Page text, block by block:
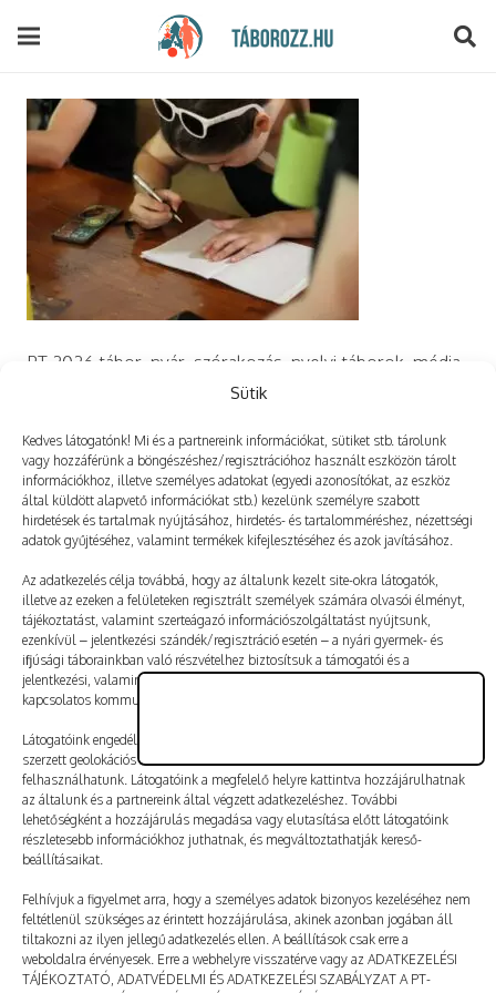
Sütik
Kedves látogatónk! Mi és a partnereink információkat, sütiket stb. tárolunk
vagy hozzáférünk a böngészéshez/regisztrációhoz használt eszközön tárolt
információkhoz, illetve személyes adatokat (egyedi azonosítókat, az eszköz
által küldött alapvető információkat stb.) kezelünk személyre szabott
hirdetések és tartalmak nyújtásához, hirdetés- és tartalomméréshez, nézettségi
adatok gyűjtéséhez, valamint termékek kifejlesztéséhez és azok javításához.
Az adatkezelés célja továbbá, hogy az általunk kezelt site-okra látogatók,
illetve az ezeken a felületeken regisztrált személyek számára olvasói élményt,
tájékoztatást, valamint szerteágazó információszolgáltatást nyújtsunk,
ezenkívül – jelentkezési szándék/regisztráció esetén – a nyári gyermek- és
ifjúsági táborainkban való részvételhez biztosítsuk a támogatói és a
jelentkezési, valamint a számlázási feltételeket és a táborszervezéssel
kapcsolatos kommunikációt.
Látogatóink engedélyével mi és a partnereink eszközleolvasásos módszerrel
szerzett geolokációs adatokat és azonosítási információkat is
felhasználhatunk. Látogatóink a megfelelő helyre kattintva hozzájárulhatnak
az általunk és a partnereink által végzett adatkezeléshez. További
lehetőségként a hozzájárulás megadása vagy elutasítása előtt látogatóink
részletesebb információkhoz juthatnak, és megváltoztathatják kereső-
beállításaikat.
Felhívjuk a figyelmet arra, hogy a személyes adatok bizonyos kezeléséhez nem
feltétlenül szükséges az érintett hozzájárulása, akinek azonban jogában áll
tiltakozni az ilyen jellegű adatkezelés ellen. A beállítások csak erre a
weboldalra érvényesek. Erre a webhelyre visszatérve vagy az ADATKEZELÉSI
TÁJÉKOZTATÓ, ADATVÉDELMI ÉS ADATKEZELÉSI SZABÁLYZAT A PT-
PT 2026 tábor, nyár, szórakozás, nyelvi táborok, média,
film, robotika, angoltábor, fotós tábor, sporttábor,
Vélemény, hozzászólás?
Az e-mail-címet nem tesszük közzé. A kötelező mezőket
*karakterrel jelöltük
A nevem, e-mail-címem, és weboldalcímem mentése
a böngészőben a következő hozzászólásomhoz.